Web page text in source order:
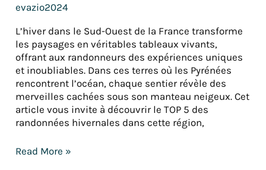
evazio2024
L’hiver dans le Sud-Ouest de la France transforme
les paysages en véritables tableaux vivants,
offrant aux randonneurs des expériences uniques
et inoubliables. Dans ces terres où les Pyrénées
rencontrent l’océan, chaque sentier révèle des
merveilles cachées sous son manteau neigeux. Cet
article vous invite à découvrir le TOP 5 des
randonnées hivernales dans cette région,
Read More »